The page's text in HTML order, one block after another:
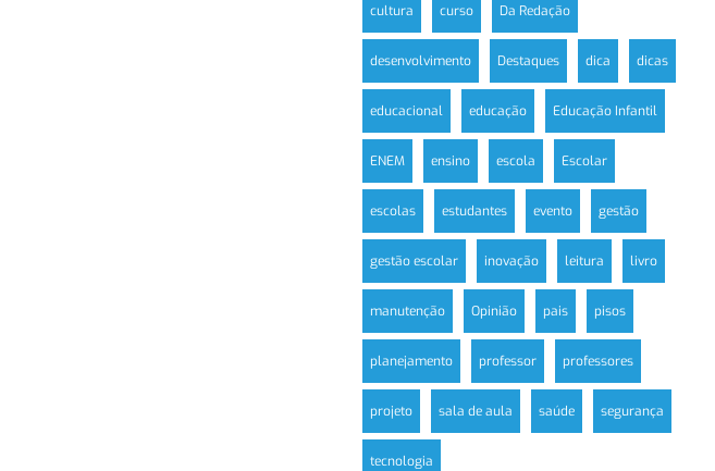
cultura curso Da Redação
desenvolvimento Destaques dica dicas
educacional educação Educação Infantil
ENEM ensino escola Escolar
escolas estudantes evento gestão
gestão escolar inovação leitura livro
manutenção Opinião pais pisos
planejamento professor professores
projeto sala de aula saúde segurança
tecnologia